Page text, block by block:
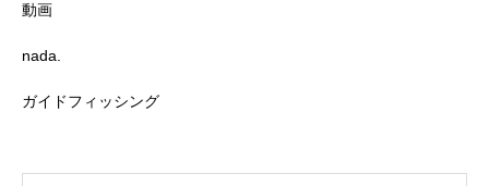
動画
nada.
ガイドフィッシング